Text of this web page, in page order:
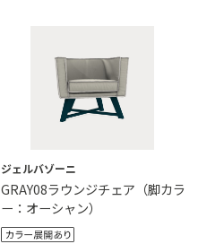
ジェルバゾーニ
GRAY08ラウンジチェア（脚カラ
ー：オーシャン）